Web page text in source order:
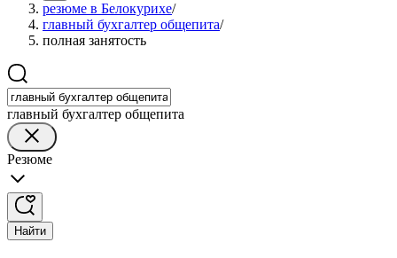
резюме в Белокурихе/
главный бухгалтер общепита/
полная занятость
главный бухгалтер общепита
Резюме
Найти